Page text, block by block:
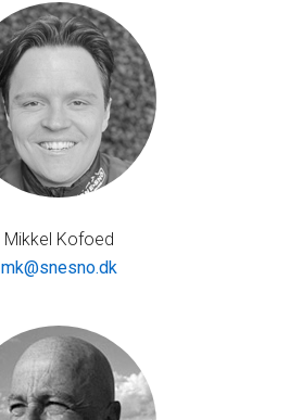
Mikkel Kofoed
mk@snesno.dk